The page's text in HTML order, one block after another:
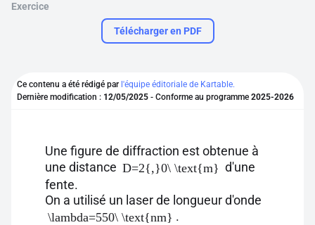
Pour profiter de 10 contenus offerts.
Exercice
Télécharger en PDF
Ce contenu a été rédigé par l'équipe éditoriale de Kartable.
Dernière modification : 12/05/2025 - Conforme au programme 2025-2026
Une figure de diffraction est obtenue à
une distance D=2{,}0\ \text{m} d'une
fente.
On a utilisé un laser de longueur d'onde
\lambda=550\ \text{nm} .